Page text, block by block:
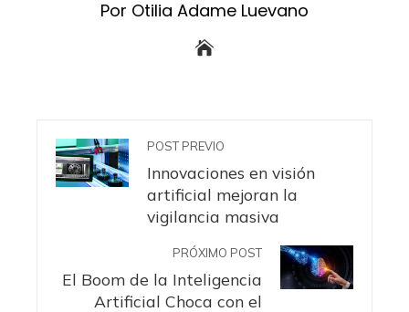
Por Otilia Adame Luevano
POST PREVIO
Innovaciones en visión
artificial mejoran la
vigilancia masiva
PRÓXIMO POST
El Boom de la Inteligencia
Artificial Choca con el